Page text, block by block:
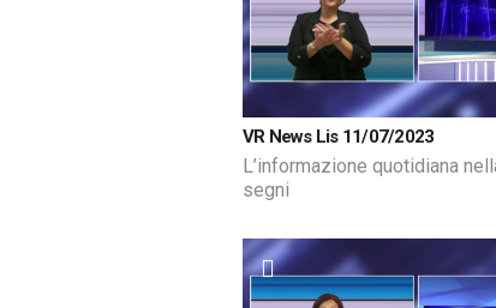
VR News Lis 11/07/2023
L’informazione quotidiana
segni